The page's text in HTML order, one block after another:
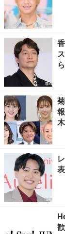
表